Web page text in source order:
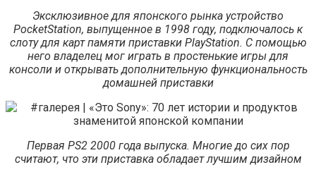
Эксклюзивное для японского рынка устройство
PocketStation, выпущенное в 1998 году, подключалось к
слоту для карт памяти приставки PlayStation. С помощью
него владелец мог играть в простенькие игры для
консоли и открывать дополнительную функциональность
домашней приставки
Первая PS2 2000 года выпуска. Многие до сих пор
считают, что эти приставка обладает лучшим дизайном